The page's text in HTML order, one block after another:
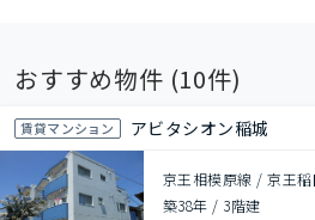
おすすめ物件 (10件)
賃貸マンション アビタシオン稲城
京王相模原線 / 京王
築38年 / 3階建